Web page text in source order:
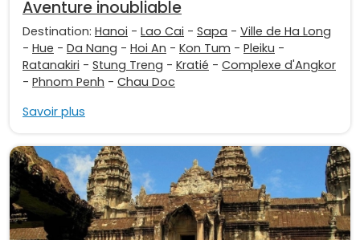
Aventure inoubliable
Destination: Hanoi - Lao Cai - Sapa - Ville de Ha Long
- Hue - Da Nang - Hoi An - Kon Tum - Pleiku -
Ratanakiri - Stung Treng - Kratié - Complexe d'Angkor
- Phnom Penh - Chau Doc
Savoir plus